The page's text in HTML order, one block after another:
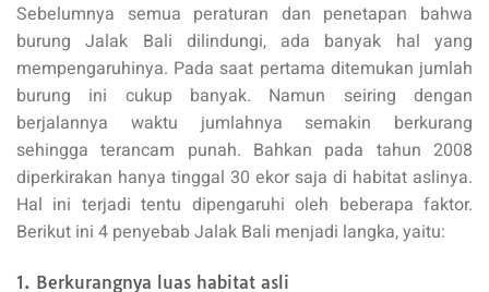
Sebelumnya semua peraturan dan penetapan bahwa
burung Jalak Bali dilindungi, ada banyak hal yang
mempengaruhinya. Pada saat pertama ditemukan jumlah
burung ini cukup banyak. Namun seiring dengan
berjalannya waktu jumlahnya semakin berkurang
sehingga terancam punah. Bahkan pada tahun 2008
diperkirakan hanya tinggal 30 ekor saja di habitat aslinya.
Hal ini terjadi tentu dipengaruhi oleh beberapa faktor.
Berikut ini 4 penyebab Jalak Bali menjadi langka, yaitu:
1. Berkurangnya luas habitat asli